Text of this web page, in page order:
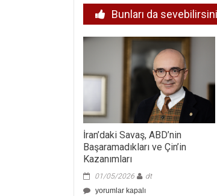
Bunları da
İran’daki Savaş, ABD’nin
Başaramadıkları ve Çin’in
Kazanımları
01/05/2026
dt
İran’daki
yorumlar kapalı